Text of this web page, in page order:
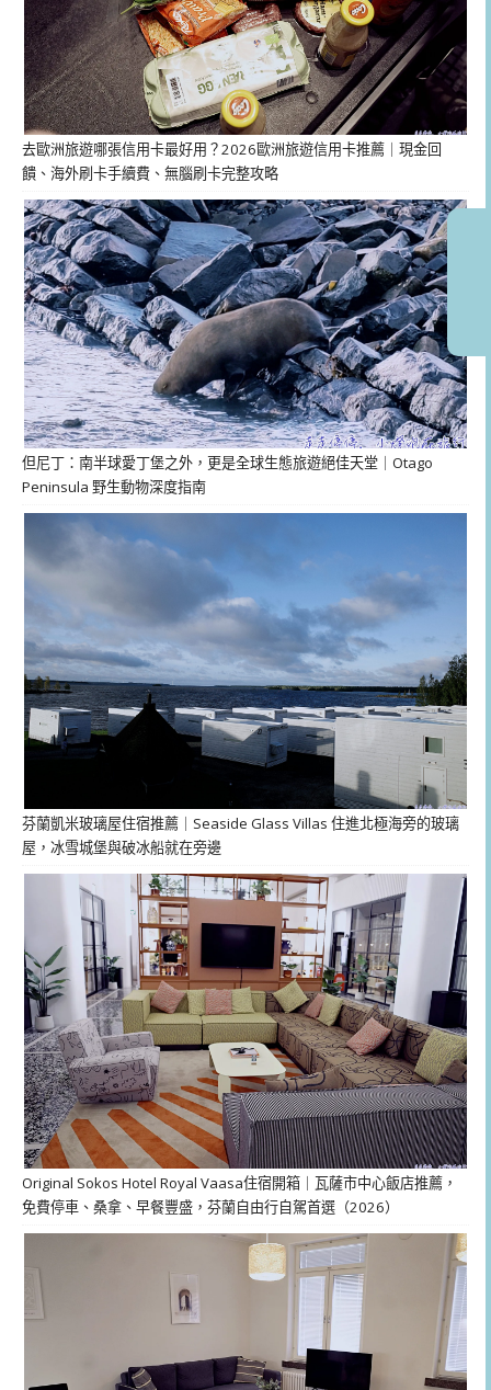
去歐洲旅遊哪張信用卡最好用？2026歐洲旅遊信用卡推薦｜現金回
饋、海外刷卡手續費、無腦刷卡完整攻略
但尼丁：南半球愛丁堡之外，更是全球生態旅遊絕佳天堂｜Otago
Peninsula 野生動物深度指南
芬蘭凱米玻璃屋住宿推薦｜Seaside Glass Villas 住進北極海旁的玻璃
屋，冰雪城堡與破冰船就在旁邊
Original Sokos Hotel Royal Vaasa住宿開箱｜瓦薩市中心飯店推薦，
免費停車、桑拿、早餐豐盛，芬蘭自由行自駕首選（2026）